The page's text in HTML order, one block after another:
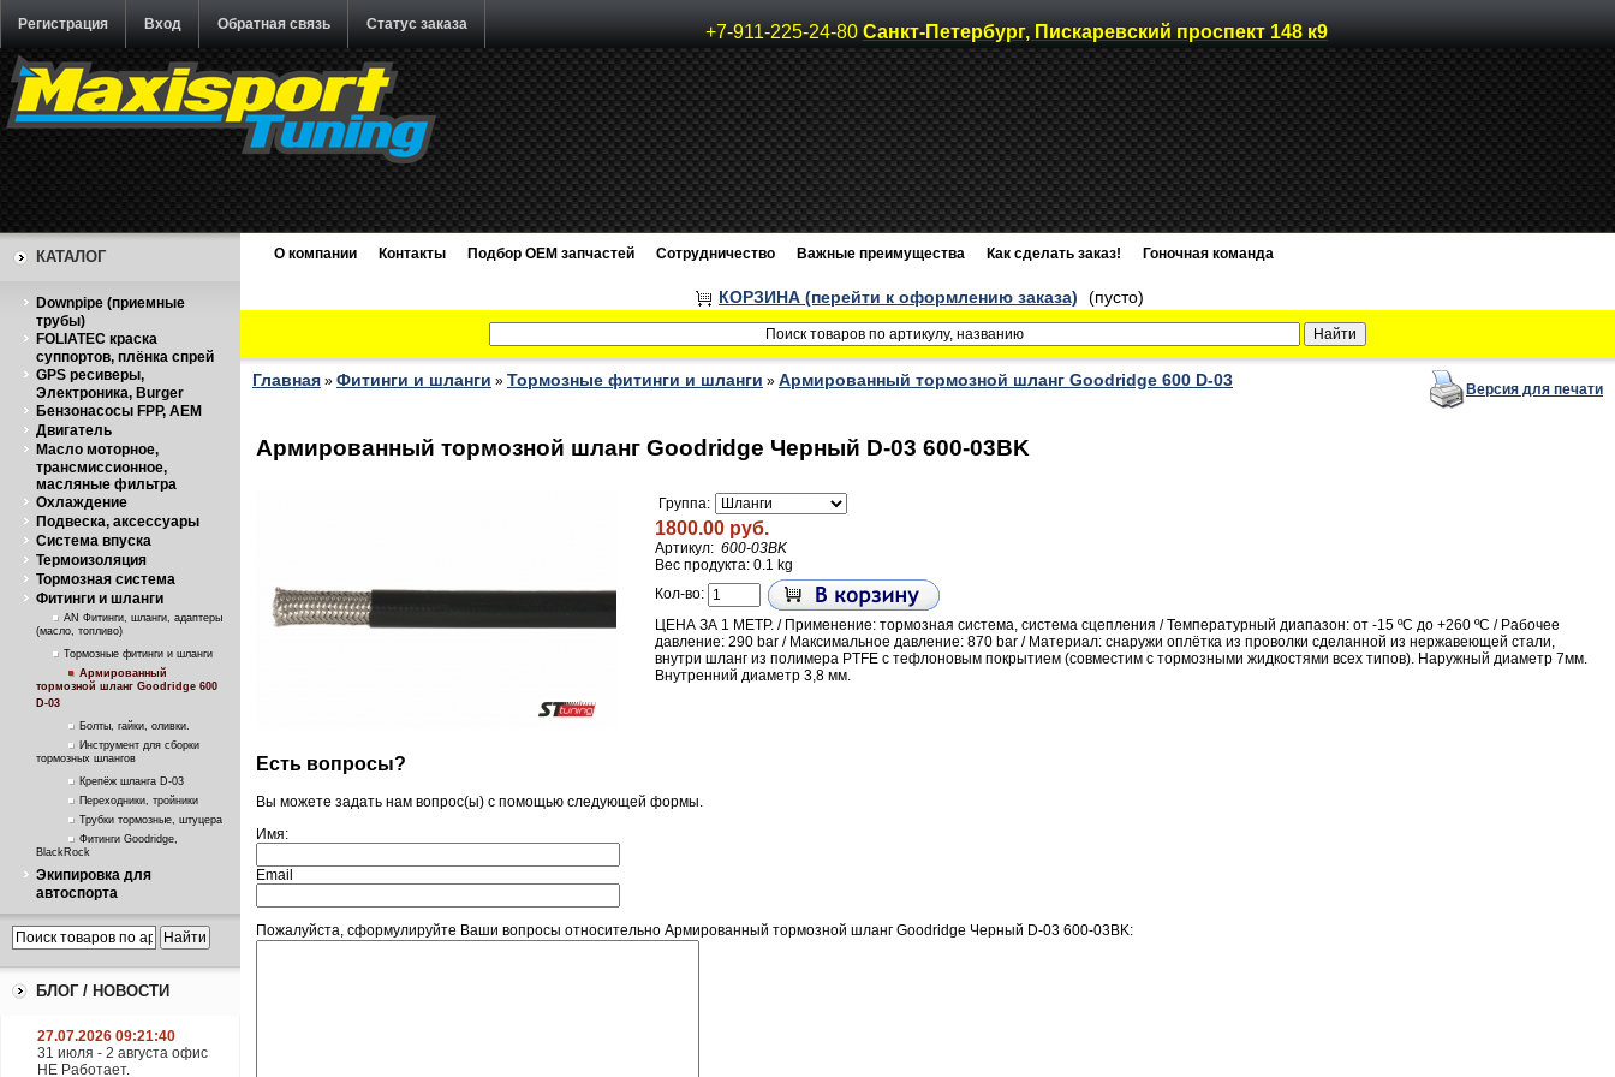
Регистрация Вход Обратная связь Статус заказа +7-911-225-24-80 Санкт-Петербург, Пискаревский проспект 148 к9
КАТАЛОГ
Downpipe (приемные
трубы)
FOLIATEC краска
суппортов, плёнка спрей
GPS ресиверы,
Электроника, Burger
Бензонасосы FPP, AEM
Двигатель
Масло моторное,
трансмиссионное,
масляные фильтра
Охлаждение
Подвеска, аксессуары
Система впуска
Термоизоляция
Тормозная система
Фитинги и шланги
AN Фитинги, шланги, адаптеры
(масло, топливо)
Тормозные фитинги и шланги
Армированный
тормозной шланг Goodridge 600
D-03
Болты, гайки, оливки.
Инструмент для сборки
тормозных шлангов
Крепёж шланга D-03
Переходники, тройники
Трубки тормозные, штуцера
Фитинги Goodridge,
BlackRock
Экипировка для
автоспорта
БЛОГ / НОВОСТИ
27.07.2026 09:21:40
31 июля - 2 августа офис
НЕ Работает.
О компании Контакты Подбор OEM запчастей Сотрудничество Важные преимущества Как сделать заказ! Гоночная команда
КОРЗИНА (перейти к оформлению заказа) (пусто)
Главная » Фитинги и шланги » Тормозные фитинги и шланги » Армированный тормозной шланг Goodridge 600 D-03 Версия для печати
Армированный тормозной шланг Goodridge Черный D-03 600-03BK
Группа:
1800.00 руб.
Артикул: 600-03BK
Вес продукта: 0.1 kg
Кол-во:
ЦЕНА ЗА 1 МЕТР. / Применение: тормозная система, система сцепления / Температурный диапазон: от -15 ºС до +260 ºC / Рабочее
давление: 290 bar / Максимальное давление: 870 bar / Материал: снаружи оплётка из проволки сделанной из нержавеющей стали,
внутри шланг из полимера PTFE с тефлоновым покрытием (совместим с тормозными жидкостями всех типов). Наружный диаметр 7мм.
Внутренний диаметр 3,8 мм.
Есть вопросы?
Вы можете задать нам вопрос(ы) с помощью следующей формы.
Имя:
Email
Пожалуйста, сформулируйте Ваши вопросы относительно Армированный тормозной шланг Goodridge Черный D-03 600-03BK: